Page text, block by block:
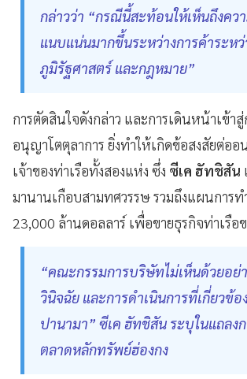
กล่าวว่า “กรณีนี้สะท้อนให้เห็นถึงคว
แนบแน่นมากขึ้นระหว่างการค้าระห
ภูมิรัฐศาสตร์ และกฎหมาย”
การตัดสินใจดังกล่าว และการเดินหน้าเข้า
อนุญาโตตุลาการ ยิ่งทำให้เกิดข้อสงสัยต่ออ
เจ้าของท่าเรือทั้งสองแห่ง ซึ่ง ซีเค ฮัทชิสัน
มานานเกือบสามทศวรรษ รวมถึงแผนการท
23,000 ล้านดอลลาร์ เพื่อขายธุรกิจท่าเรือ
“คณะกรรมการบริษัทไม่เห็นด้วยอย่
วินิจฉัย และการดำเนินการที่เกี่ยวข้อ
ปานามา” ซีเค ฮัทชิสัน ระบุในแถล
ตลาดหลักทรัพย์ฮ่องกง